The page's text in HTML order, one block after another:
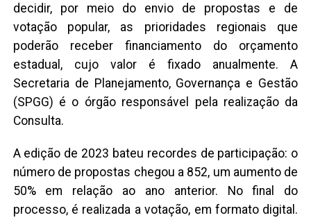
decidir, por meio do envio de propostas e de
votação popular, as prioridades regionais que
poderão receber financiamento do orçamento
estadual, cujo valor é fixado anualmente. A
Secretaria de Planejamento, Governança e Gestão
(SPGG) é o órgão responsável pela realização da
Consulta.
A edição de 2023 bateu recordes de participação: o
número de propostas chegou a 852, um aumento de
50% em relação ao ano anterior. No final do
processo, é realizada a votação, em formato digital.